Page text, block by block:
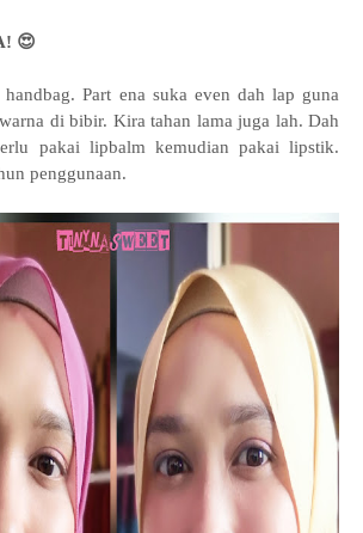
😍
handbag. Part ena suka even dah lap guna
di bibir. Kira tahan lama juga lah. Dah
pakai lipbalm kemudian pakai lipstik.
penggunaan.